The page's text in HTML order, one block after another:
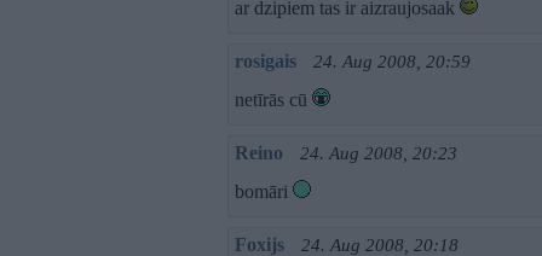
ar dzipiem tas ir aizraujosaak
rosigais 24. Aug 2008, 20:59
netīrās cū
Reino 24. Aug 2008, 20:23
bomāri
Foxijs 24. Aug 2008, 20:18